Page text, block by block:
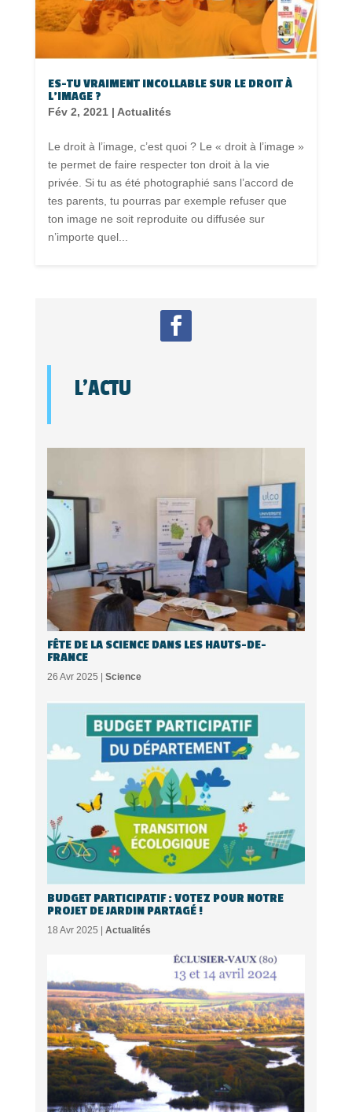
ES-TU VRAIMENT INCOLLABLE SUR LE DROIT À
L’IMAGE ?
Fév 2, 2021| Actualités
Le droit à l’image, c’est quoi ? Le « droit à l’image »
te permet de faire respecter ton droit à la vie
privée. Si tu as été photographié sans l’accord de
tes parents, tu pourras par exemple refuser que
ton image ne soit reproduite ou diffusée sur
n’importe quel...
L'ACTU
FÊTE DE LA SCIENCE DANS LES HAUTS-DE-
FRANCE
26 Avr 2025 | Science
BUDGET PARTICIPATIF : VOTEZ POUR NOTRE
PROJET DE JARDIN PARTAGÉ !
18 Avr 2025 | Actualités